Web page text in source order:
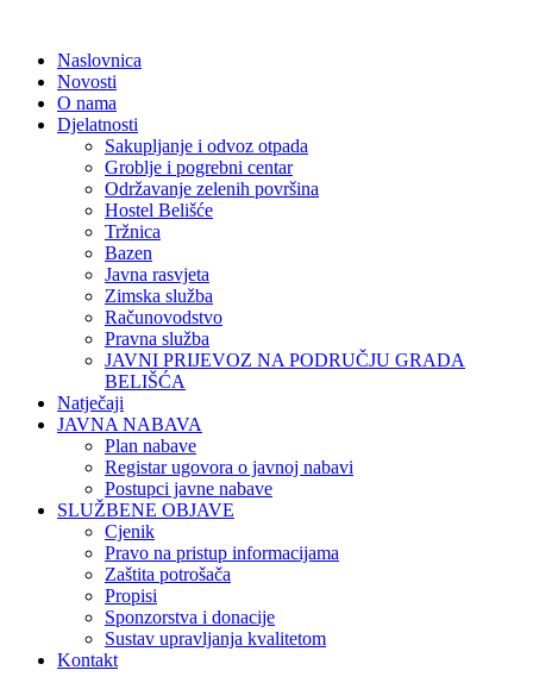
Naslovnica
Novosti
O nama
Djelatnosti
Sakupljanje i odvoz otpada
Groblje i pogrebni centar
Održavanje zelenih površina
Hostel Belišće
Tržnica
Bazen
Javna rasvjeta
Zimska služba
Računovodstvo
Pravna služba
JAVNI PRIJEVOZ NA PODRUČJU GRADA
BELIŠĆA
Natječaji
JAVNA NABAVA
Plan nabave
Registar ugovora o javnoj nabavi
Postupci javne nabave
SLUŽBENE OBJAVE
Cjenik
Pravo na pristup informacijama
Zaštita potrošača
Propisi
Sponzorstva i donacije
Sustav upravljanja kvalitetom
Kontakt